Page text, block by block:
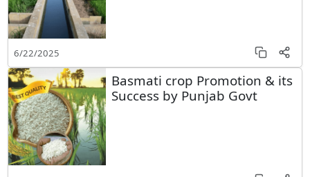
6/22/2025
Basmati crop Promotion & its
Success by Punjab Govt